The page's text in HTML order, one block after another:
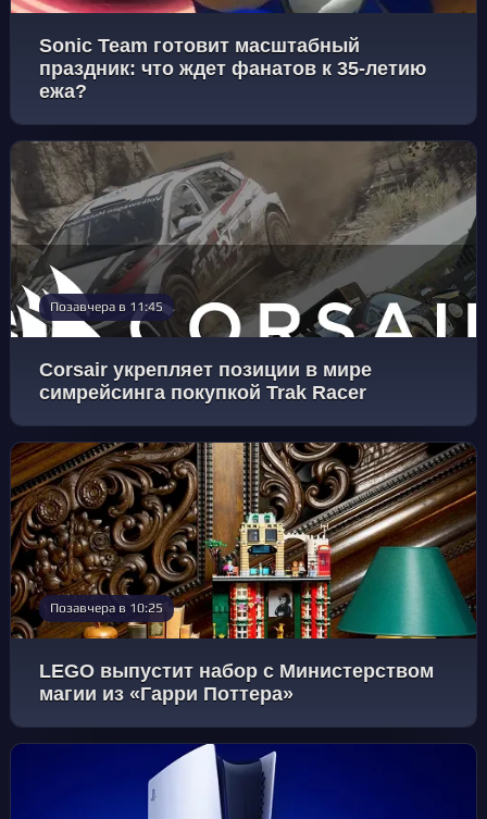
Sonic Team готовит масштабный
праздник: что ждет фанатов к 35-летию
ежа?
Позавчера в 11:45
Corsair укрепляет позиции в мире
симрейсинга покупкой Trak Racer
Позавчера в 10:25
LEGO выпустит набор с Министерством
магии из «Гарри Поттера»